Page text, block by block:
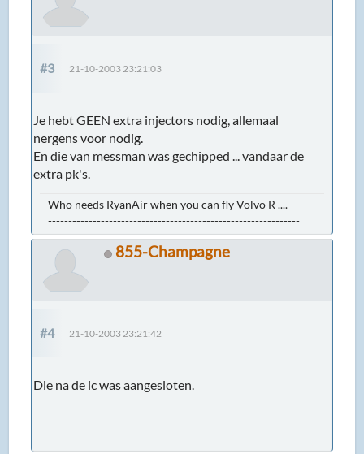
#3 21-10-2003 23:21:03
Je hebt GEEN extra injectors nodig, allemaal
nergens voor nodig.
En die van messman was gechipped ... vandaar de
extra pk's.
Who needs RyanAir when you can fly Volvo R ....
--------------------------------------------------------------
855-Champagne
#4 21-10-2003 23:21:42
Die na de ic was aangesloten.